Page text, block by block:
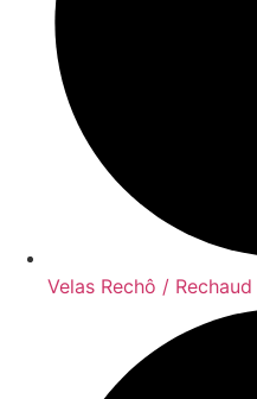
Velas Rechô / Rechaud